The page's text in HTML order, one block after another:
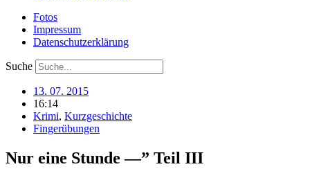
Fotos
Impressum
Datenschutzerklärung
Suche
13. 07. 2015
16:14
Krimi, Kurzgeschichte
Fingerübungen
Nur eine Stunde —” Teil III